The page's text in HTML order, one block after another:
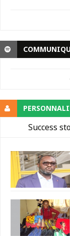
Success